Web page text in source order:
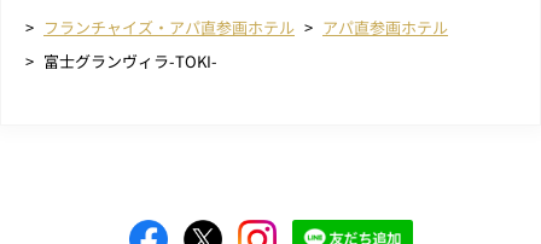
フランチャイズ・アパ直参画ホテル
アパ直参画ホテル
富士グランヴィラ-TOKI-